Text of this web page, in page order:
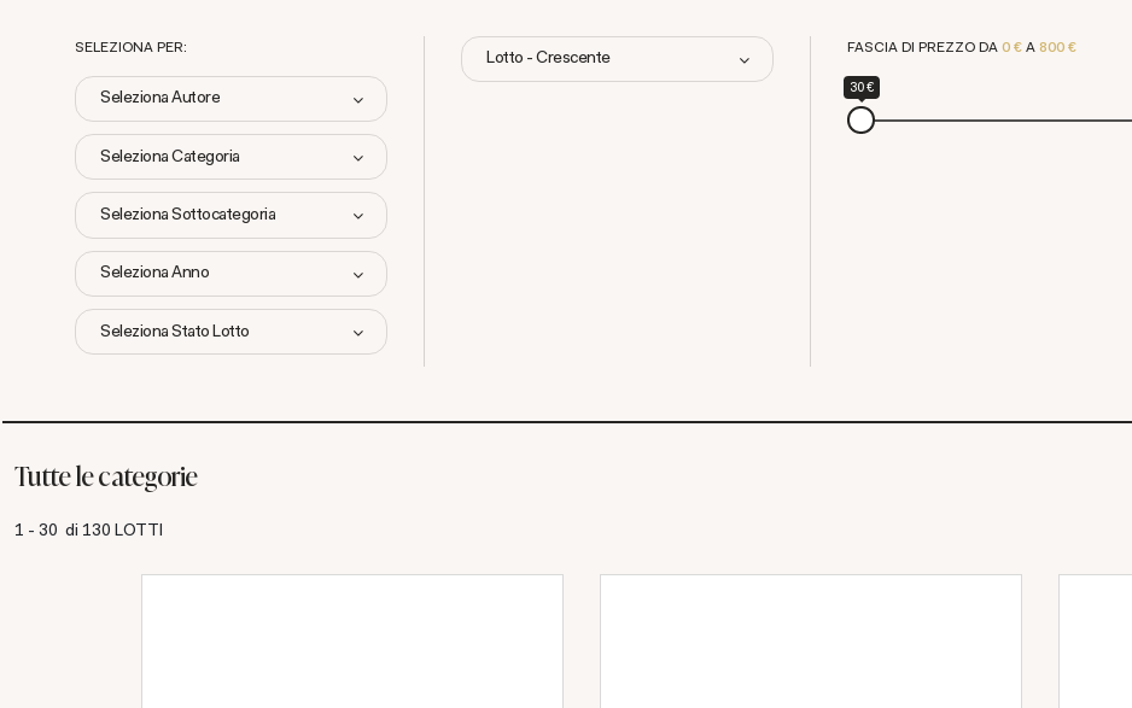
SELEZIONA PER:
Seleziona Autore
Seleziona Categoria
Seleziona Sottocategoria
Seleziona Anno
Seleziona Stato Lotto
FASCIA DI PREZZO DA0 €A800 €
30 €
Lotto - Crescente
Tutte le categorie
1 - 30 di 130 LOTTI